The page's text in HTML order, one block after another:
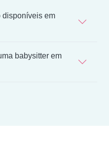
disponíveis em
babysitter em